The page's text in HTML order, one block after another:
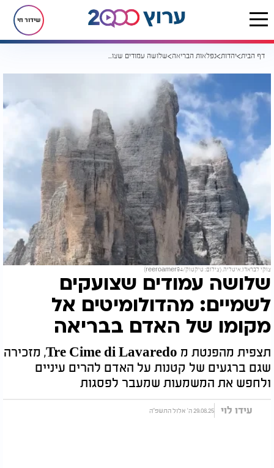
שידור חי
דף הבית יהדות נפלאות הבריאה שלושה עמודים שצועקים לשמיים: מהדולומיטים אל מקומו של האדם בבריאה
צוקי לבראדו, איטליה. (צילום: טיקטוק/reeroamer94)
שלושה עמודים שצועקים
לשמיים: מהדולומיטים אל
מקומו של האדם בבריאה
תצפית מהפנטת מ Tre Cime di Lavaredo, מזכירה
שגם ברגעים של קטנות על האדם להרים עיניים
ולחפש את המשמעות שמעבר לפסגות
עידו לוי 29.08.25 ה' אלול התשפ"ה